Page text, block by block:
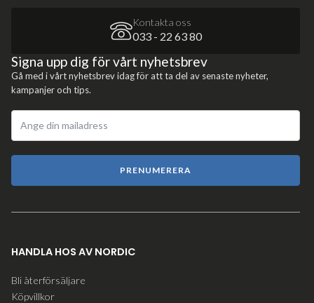
Kontakta oss
033 - 22 63 80
Signa upp dig för vårt nyhetsbrev
Gå med i vårt nyhetsbrev idag för att ta del av senaste nyheter,
kampanjer och tips.
PRENUMERERA
HANDLA HOS AV NORDIC
Bli återförsäljare
Köpvillkor